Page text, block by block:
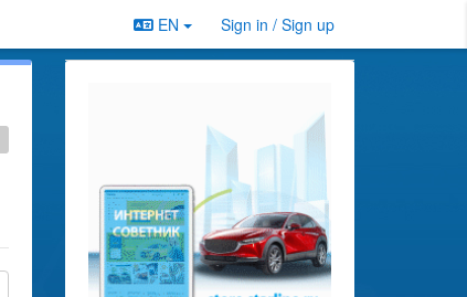
EN Sign in / Sign up